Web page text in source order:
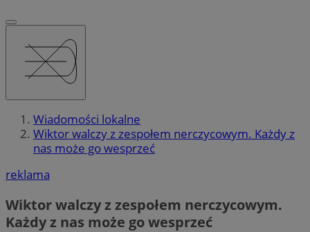
Wiadomości lokalne
Wiktor walczy z zespołem nerczycowym. Każdy z
nas może go wesprzeć
reklama
Wiktor walczy z zespołem nerczycowym.
Każdy z nas może go wesprzeć